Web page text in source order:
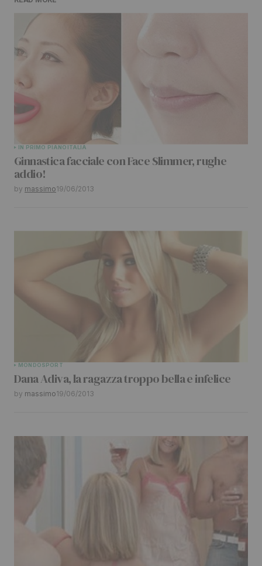
campi obbligatori sono contrassegnati
Comment
Your E-mail
IN PRIMO PIANO ITALIA
Ginnastica facciale con Face Slimmer, rughe
addio!
by massimo19/06/2013
MONDOSPORT
Dana Adiva, la ragazza troppo bella e infelice
by massimo19/06/2013